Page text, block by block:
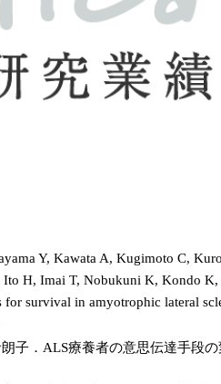
Y, Kawata A, Kugimoto C,
Ito H, Imai T, Nobukuni K, Kondo
for survival in amyotrophic lateral
子．ALS療養者の意思伝達手段